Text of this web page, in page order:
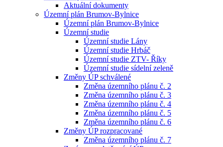
Aktuální dokumenty
Územní plán Brumov-Bylnice
Územní plán Brumov-Bylnice
Územní studie
Územní studie Lány
Územní studie Hrbáč
Územní studie ZTV- Říky
Územní studie sídelní zeleně
Změny ÚP schválené
Změna územního plánu č. 2
Změna územního plánu č. 3
Změna územního plánu č. 4
Změna územního plánu č. 5
Změna územního plánu č. 6
Změny ÚP rozpracované
Změna územního plánu č. 7